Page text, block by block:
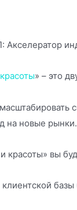
» – это
на новые рынки.
красоты» вы
базы и